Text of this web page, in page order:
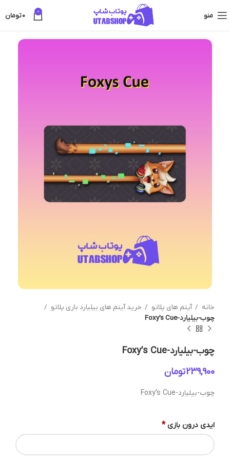
منو 0
0تومان
خانه آیتم های پلاتو
خرید آیتم های بیلیارد بازی پلاتو
چوب-بیلیارد-Foxy’s Cue
چوب-بیلیارد-Foxy’s Cue
تومان
چوب-بیلیارد-Foxy’s Cue
ایدی درون بازی *